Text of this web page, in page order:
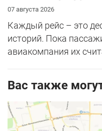
07 августа 2026
Каждый рейс – это
историй. Пока
авиакомпания их
Вас также